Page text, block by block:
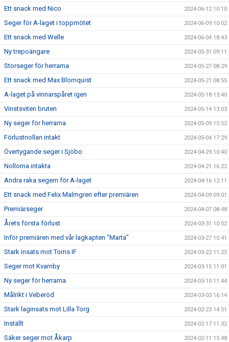
Ett snack med Nico 2024-06-12 10:10
Seger för A-laget i toppmötet 2024-06-09 10:02
Ett snack med Welle 2024-06-04 18:43
Ny trepoängare 2024-05-31 09:11
Storseger för herrarna 2024-05-27 08:29
Ett snack med Max Blomquist 2024-05-21 08:55
A-laget på vinnarspåret igen 2024-05-18 13:40
Vinstsviten bruten 2024-05-14 13:03
Ny seger för herrarna 2024-05-09 15:52
Förlustnollan intakt 2024-05-04 17:29
Övertygande seger i Sjöbo 2024-04-29 10:40
Nollorna intakta 2024-04-21 16:22
Andra raka segern för A-laget 2024-04-16 12:11
Ett snack med Felix Malmgren efter premiären 2024-04-09 09:01
Premiärseger 2024-04-07 08:48
Årets första förlust 2024-03-31 10:02
Inför premiären med vår lagkapten "Marta" 2024-03-27 10:41
Stark insats mot Torns IF 2024-03-22 11:25
Seger mot Kvarnby 2024-03-15 11:01
Ny seger för herrarna 2024-03-10 11:44
Målrikt i Veberöd 2024-03-03 16:14
Stark laginsats mot Lilla Torg 2024-02-23 14:51
Inställt 2024-02-17 11:32
Säker seger mot Åkarp 2024-02-11 15:48